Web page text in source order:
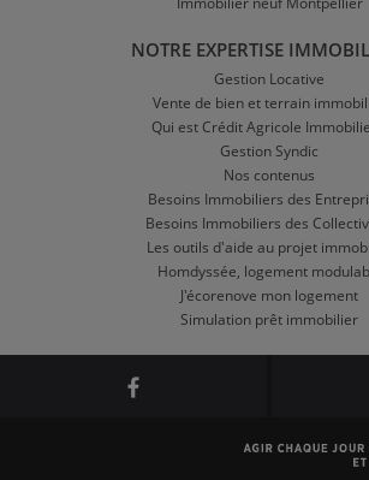
NOTRE EXPERTISE
Gestion Locative
Vente de bien et terrain
Qui est Crédit Agricole
Gestion Syndic
Nos contenus
Besoins Immobiliers des
Besoins Immobiliers des
Les outils d'aide au projet
Homdyssée, logement
J'écorenove mon logement
Simulation prêt immobilier